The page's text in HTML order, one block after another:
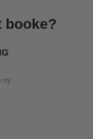
booke?
ny